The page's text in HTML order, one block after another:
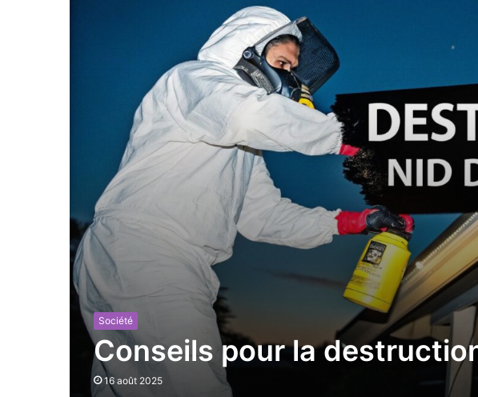
Société
Conseils pour la
16 août 2025